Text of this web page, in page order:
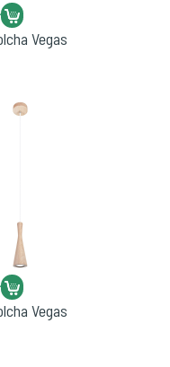
Vegas
Vegas